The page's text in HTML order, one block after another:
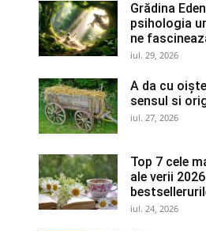
Grădina
psihologia
ne
iul. 29, 2026
A da cu
sensul si
iul. 27, 2026
Top 7 cele
ale verii
iul. 24, 2026